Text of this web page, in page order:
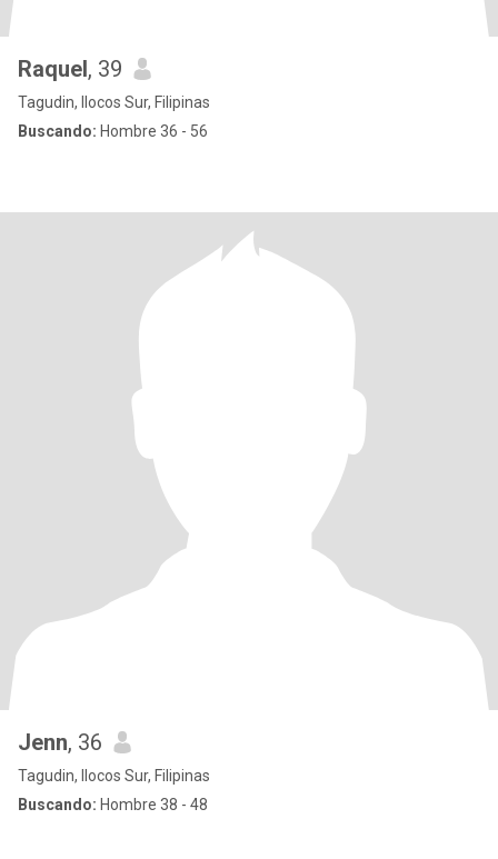
Raquel, 39
Tagudin, Ilocos Sur, Filipinas
Buscando: Hombre 36 - 56
Jenn, 36
Tagudin, Ilocos Sur, Filipinas
Buscando: Hombre 38 - 48